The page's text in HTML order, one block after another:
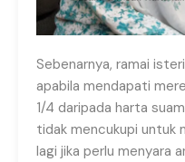
Sebenarnya, ramai
apabila mendapati
1/4 daripada harta
tidak mencukupi untuk
lagi jika perlu menyara